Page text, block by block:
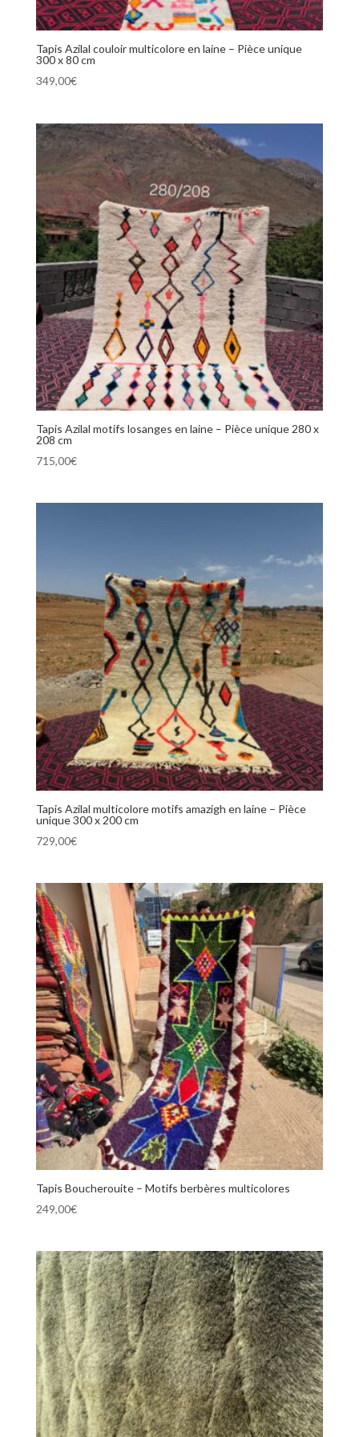
Tapis Azilal couloir multicolore en laine – Pièce unique
300 x 80 cm
349,00€
Tapis Azilal motifs losanges en laine – Pièce unique 280 x
208 cm
715,00€
Tapis Azilal multicolore motifs amazigh en laine – Pièce
unique 300 x 200 cm
729,00€
Tapis Boucherouite – Motifs berbères multicolores
249,00€